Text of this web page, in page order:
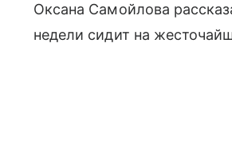
Оксана Самойлова
недели сидит на